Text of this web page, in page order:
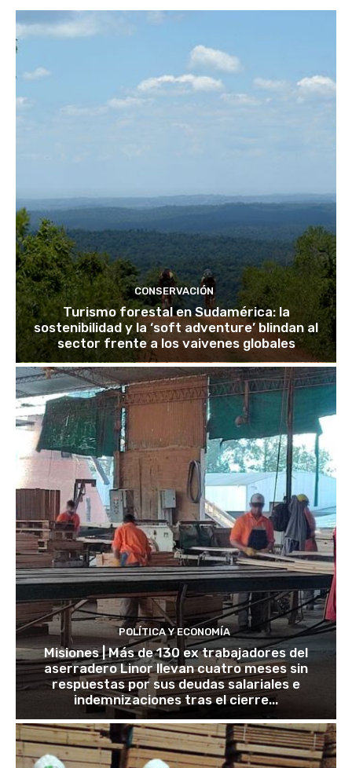
CONSERVACIÓN
Turismo forestal en Sudamérica: la
sostenibilidad y la ‘soft adventure’ blindan al
sector frente a los vaivenes globales
POLÍTICA Y ECONOMÍA
Misiones | Más de 130 ex trabajadores del
aserradero Linor llevan cuatro meses sin
respuestas por sus deudas salariales e
indemnizaciones tras el cierre...